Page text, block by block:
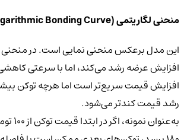
منحنی لگاریتمی (Logarithmic Bonding Curve)
این مدل برعکس منحنی نمایی است. در منحنی
افزایش عرضه رشد می‌کند، اما با سرعتی کاهشی.
افزایش قیمت سریع‌تر است اما هرچه توکن
رشد قیمت کندتر می‌شود.